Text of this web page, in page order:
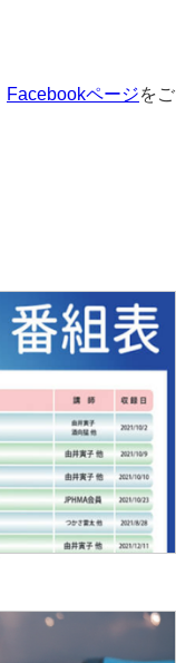
Facebookページをご